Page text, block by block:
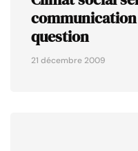
question
21 décembre 2009